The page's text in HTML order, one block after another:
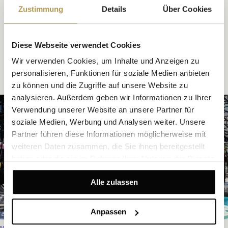
Zustimmung Details Über Cookies
Diese Webseite verwendet Cookies
Wir verwenden Cookies, um Inhalte und Anzeigen zu
personalisieren, Funktionen für soziale Medien anbieten
zu können und die Zugriffe auf unsere Website zu
analysieren. Außerdem geben wir Informationen zu Ihrer
Verwendung unserer Website an unsere Partner für
soziale Medien, Werbung und Analysen weiter. Unsere
Partner führen diese Informationen möglicherweise mit
weiteren Daten zusammen, die Sie ihnen bereitgestellt
gesammelt haben.
Alle zulassen
Anpassen
ALLE ARTIKEL LESEN